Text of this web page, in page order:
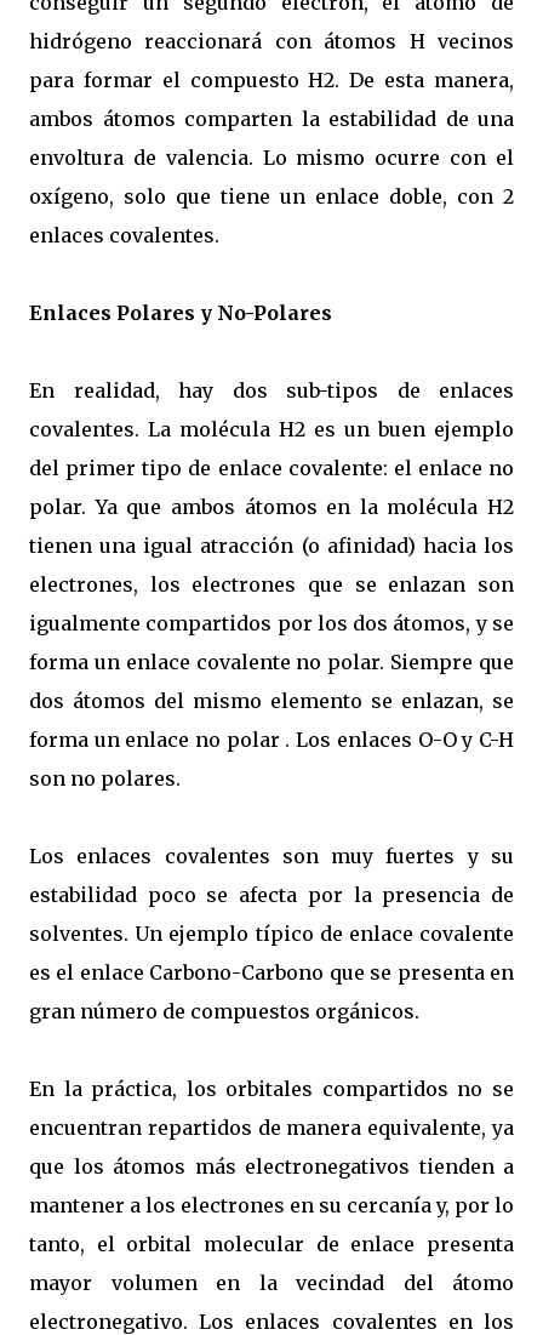
hidrógeno reaccionará con átomos H vecinos
para formar el compuesto H2. De esta manera,
ambos átomos comparten la estabilidad de una
envoltura de valencia. Lo mismo ocurre con el
oxígeno, solo que tiene un enlace doble, con 2
enlaces covalentes.
Enlaces Polares y No-Polares
En realidad, hay dos sub-tipos de enlaces
covalentes. La molécula H2 es un buen ejemplo
del primer tipo de enlace covalente: el enlace no
polar. Ya que ambos átomos en la molécula H2
tienen una igual atracción (o afinidad) hacia los
electrones, los electrones que se enlazan son
igualmente compartidos por los dos átomos, y se
forma un enlace covalente no polar. Siempre que
dos átomos del mismo elemento se enlazan, se
forma un enlace no polar . Los enlaces O-O y C-H
son no polares.
Los enlaces covalentes son muy fuertes y su
estabilidad poco se afecta por la presencia de
solventes. Un ejemplo típico de enlace covalente
es el enlace Carbono-Carbono que se presenta en
gran número de compuestos orgánicos.
En la práctica, los orbitales compartidos no se
encuentran repartidos de manera equivalente, ya
que los átomos más electronegativos tienden a
mantener a los electrones en su cercanía y, por lo
tanto, el orbital molecular de enlace presenta
mayor volumen en la vecindad del átomo
electronegativo. Los enlaces covalentes en los